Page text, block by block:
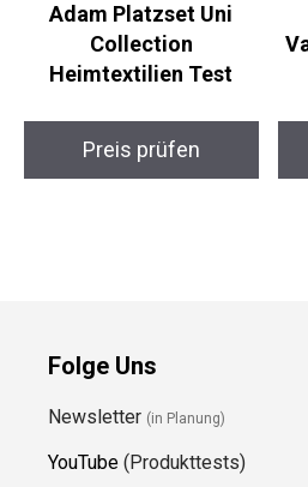
Adam Platzset Uni
Collection
Heimtextilien Test
Preis prüfen
Folge Uns
Newsletter (in Planung)
YouTube (Produkttests)